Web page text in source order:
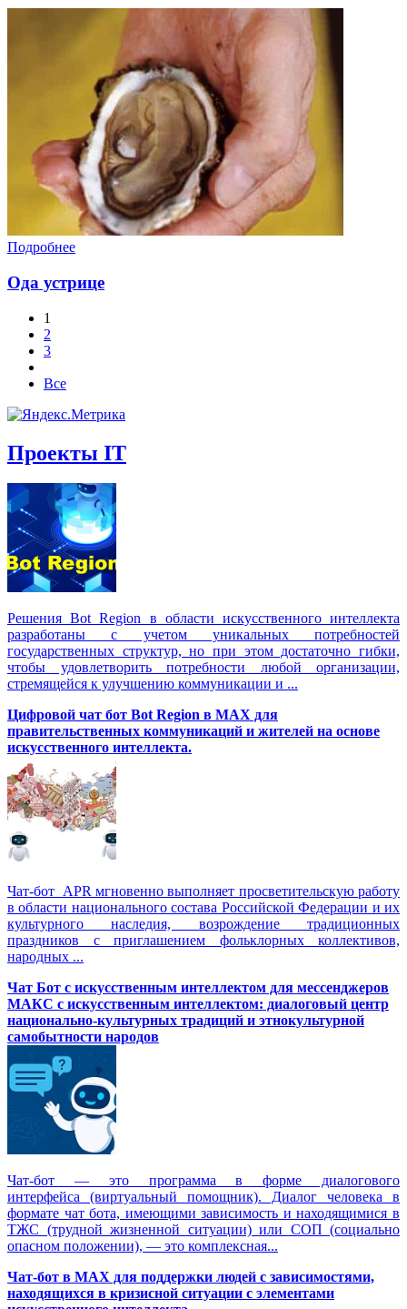
Подробнее
Ода устрице
1
2
3
Все
Проекты IT
Решения Вot Region в области искусственного интеллекта
разработаны с учетом уникальных потребностей
государственных структур, но при этом достаточно гибки,
чтобы удовлетворить потребности любой организации,
стремящейся к улучшению коммуникации и ...
Цифровой чат бот Вot Region в MAX для
правительственных коммуникаций и жителей на основе
искусственного интеллекта.
Чат-бот APR мгновенно выполняет просветительскую работу
в области национального состава Российской Федерации и их
культурного наследия, возрождение традиционных
праздников с приглашением фольклорных коллективов,
народных ...
Чат Бот с искусственным интеллектом для мессенджеров
МАКС с искусственным интеллектом: диалоговый центр
национально-культурных традиций и этнокультурной
самобытности народов
Чат-бот — это программа в форме диалогового
интерфейса (виртуальный помощник). Диалог человека в
формате чат бота, имеющими зависимость и находящимися в
ТЖС (трудной жизненной ситуации) или СОП (социально
опасном положении), — это комплексная...
Чат-бот в MAX для поддержки людей с зависимостями,
находящихся в кризисной ситуации с элементами